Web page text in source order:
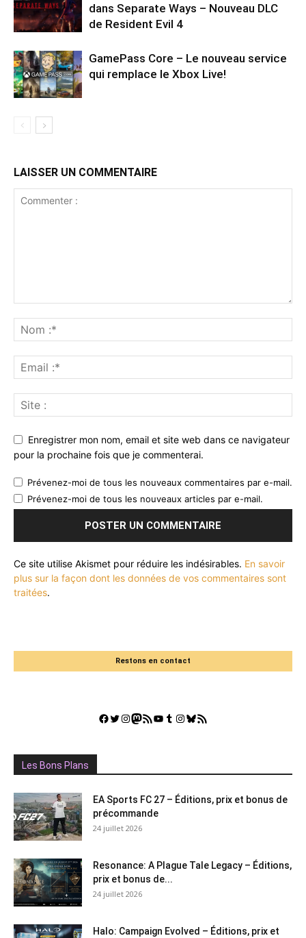
dans Separate Ways – Nouveau DLC
de Resident Evil 4
GamePass Core – Le nouveau service
qui remplace le Xbox Live!
LAISSER UN COMMENTAIRE
Enregistrer mon nom, email et site web dans ce navigateur
pour la prochaine fois que je commenterai.
Prévenez-moi de tous les nouveaux commentaires par e-mail.
Prévenez-moi de tous les nouveaux articles par e-mail.
Ce site utilise Akismet pour réduire les indésirables. En savoir
plus sur la façon dont les données de vos commentaires sont
traitées.
Restons en contact
Facebook
Twitter
Instagram
Mastodon
Flux RSSYouTube
Tumblr
Instagram
Bluesky
GestGame
Les Bons Plans
EA Sports FC 27 – Éditions, prix et bonus de
précommande
24 juillet 2026
Resonance: A Plague Tale Legacy – Éditions,
prix et bonus de...
24 juillet 2026
Halo: Campaign Evolved – Éditions, prix et